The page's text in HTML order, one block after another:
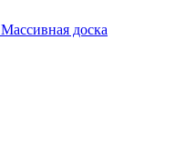
Массивная доска